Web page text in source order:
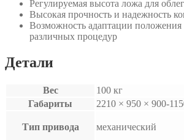
Регулируемая высота ложа для
Высокая прочность и надежность
Возможность адаптации положения
различных процедур
Детали
Вес
100 кг
Габариты
2210 × 950 × 900-
Тип привода механический